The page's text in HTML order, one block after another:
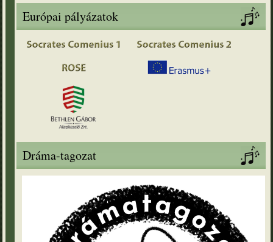
Európai pályázatok
Dráma-tagozat